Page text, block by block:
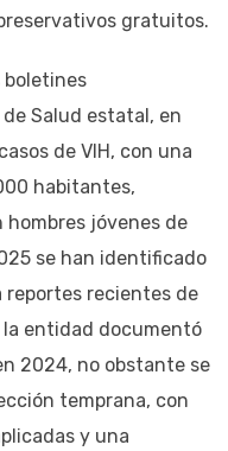
gratuitos.
boletines
Salud estatal, en
de VIH, con una
habitantes,
jóvenes de
se han identificado
reportes recientes de
la entidad documentó
2024, no obstante se
temprana, con
y una